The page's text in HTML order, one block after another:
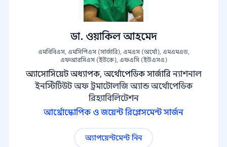
ডা. ওয়াকিল আহমেদ
এমবিবিএস, এমসিপিএস (সার্জারি), এমএস (অর্থো), এমএমএড,
এফআরসিএস (ইউকে), এফএসি (ইউএসএ)
অ্যাসোসিয়েট অধ্যাপক, অর্থোপেডিক সার্জারি ন্যাশনাল
ইনস্টিটিউট অফ ট্রমাটোলজি অ্যান্ড অর্থোপেডিক
রিহ্যাবিলিটেশন
আর্থ্রোস্কোপিক ও জয়েন্ট রিপ্লেসমেন্ট সার্জন
অ্যাপয়েন্টমেন্ট নিন